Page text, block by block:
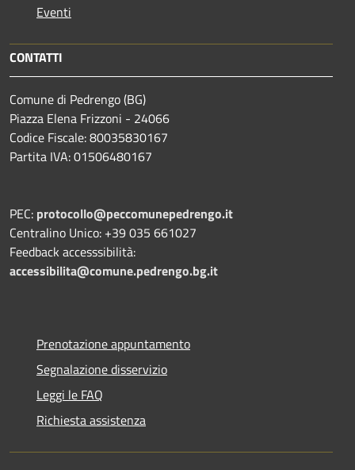
Eventi
CONTATTI
Comune di Pedrengo (BG)
Piazza Elena Frizzoni - 24066
Codice Fiscale: 80035830167
Partita IVA: 01506480167
PEC: protocollo@peccomunepedrengo.it
Centralino Unico: +39 035 661027
Feedback accesssibilità:
accessibilita@comune.pedrengo.bg.it
Prenotazione appuntamento
Segnalazione disservizio
Leggi le FAQ
Richiesta assistenza